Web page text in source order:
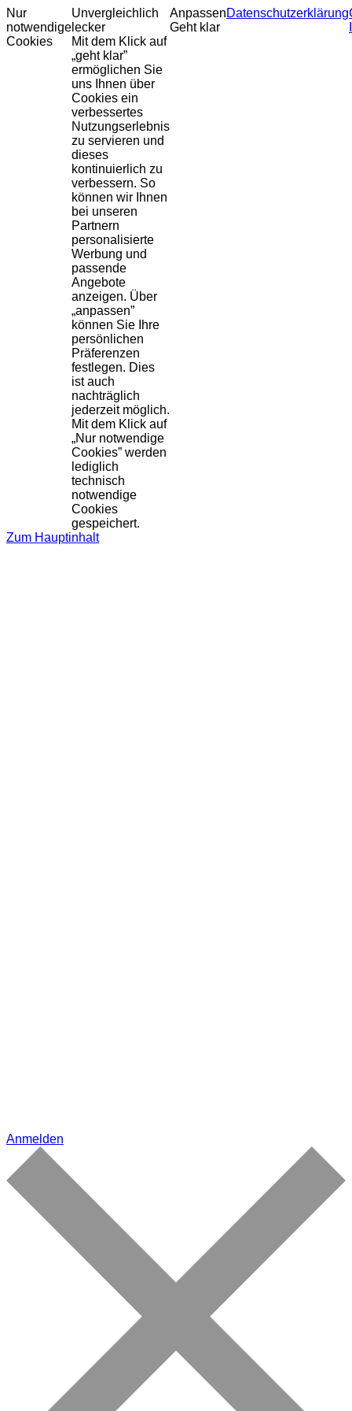
Nur
notwendige
Cookies
Unvergleichlich
lecker
Mit dem Klick auf
„geht klar”
ermöglichen Sie
uns Ihnen über
Cookies ein
verbessertes
Nutzungserlebnis
zu servieren und
dieses
kontinuierlich zu
verbessern. So
können wir Ihnen
bei unseren
Partnern
personalisierte
Werbung und
passende
Angebote
anzeigen. Über
„anpassen”
können Sie Ihre
persönlichen
Präferenzen
festlegen. Dies
ist auch
nachträglich
jederzeit möglich.
Mit dem Klick auf
„Nur notwendige
Cookies” werden
lediglich
technisch
notwendige
Cookies
gespeichert.
Anpassen
Geht klar
Datenschutzerklärung
Zum Hauptinhalt
Anmelden